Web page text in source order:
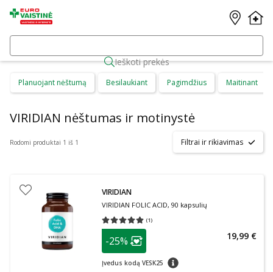
Ieškoti prekės
Planuojant nėštumą Besilaukiant Pagimdžius Maitinant
VIRIDIAN nėštumas ir motinystė
Rodomi produktai 1 iš 1 Filtrai ir rikiavimas
VIRIDIAN
VIRIDIAN FOLIC ACID, 90 kapsulių
(1)
Vidutinis įvertinimas 5.00
patarimas
Lojalumo klubo narių nuolaida
-25%
Įvedus kodą VESK25 patarimas
19,99 €